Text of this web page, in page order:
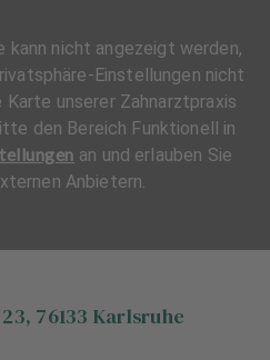
23, 76133 Karlsruhe
kann nicht angezeigt werden,
Einstellungen nicht
unserer Zahnarztpraxis
den Bereich Funktionell in
an und erlauben Sie
Anbietern.